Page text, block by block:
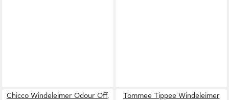
Chicco Windeleimer Odour Off,
Tommee Tippee Windeleimer